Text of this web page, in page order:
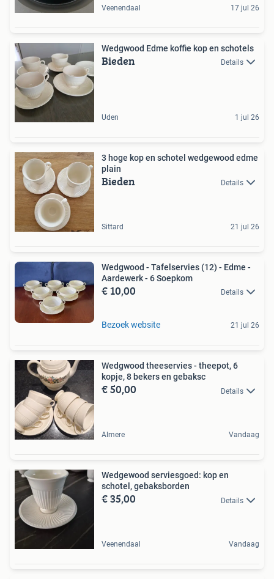
Veenendaal 17 jul 26
Wedgwood Edme koffie kop en schotels
Bieden Details
Uden 1 jul 26
3 hoge kop en schotel wedgewood edme
plain
Bieden Details
Sittard 21 jul 26
Wedgwood - Tafelservies (12) - Edme -
Aardewerk - 6 Soepkom
€ 10,00 Details
Bezoek website 21 jul 26
Wedgwood theeservies - theepot, 6
kopje, 8 bekers en gebaksc
€ 50,00 Details
Almere Vandaag
Wedgewood serviesgoed: kop en
schotel, gebaksborden
€ 35,00 Details
Veenendaal Vandaag